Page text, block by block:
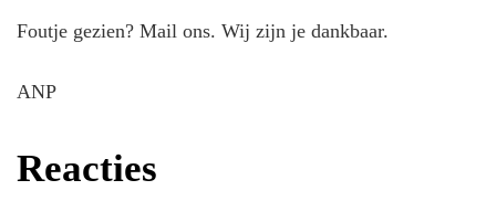
Foutje gezien? Mail ons. Wij zijn je dankbaar.
ANP
Reacties